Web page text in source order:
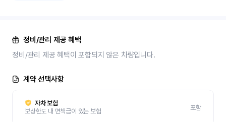
정비/관리 제공 혜택
정비/관리 제공 혜택이 포함되지 않은 차량입니다.
계약 선택사항
자차 보험
보상한도 내 면책금이 있는 보험
포함